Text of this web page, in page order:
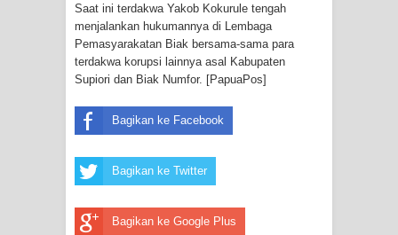
Polres Jayapura Terima Laporan
Hilangnya Agustina Ester Bonsapia
Mace
BRI Region 18 Jayapura Salurkan
Saat ini terdakwa Yakob Kokurule tengah
menjalankan hukumannya di Lembaga
Pemasyarakatan Biak bersama-sama para
terdakwa korupsi lainnya asal Kabupaten
Supiori dan Biak Numfor. [PapuaPos]
Bagikan ke Facebook
Bagikan ke Twitter
Bagikan ke Google Plus